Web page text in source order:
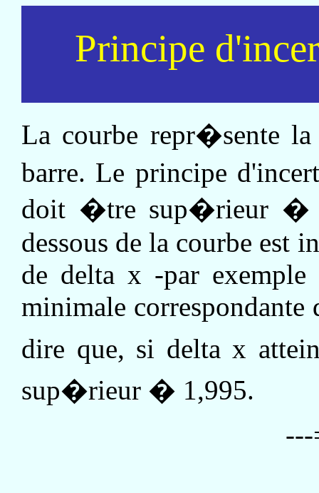
Principe
La courbe repr�sente
barre. Le principe
doit �tre sup�rieur �
dessous de la courbe est
de delta x -par
minimale correspondante
dire que, si delta x
sup�rieur � 1,995.
---